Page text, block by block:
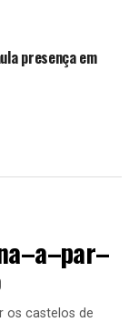
presença em
os castelos de